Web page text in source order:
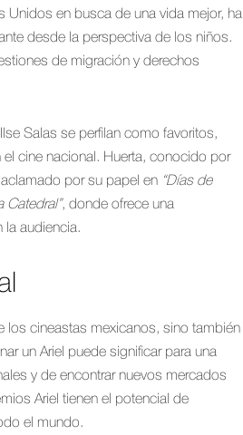
Unidos en busca de una vida mejor, ha
desde la perspectiva de los niños.
de migración y derechos
Salas se perfilan como favoritos,
cine nacional. Huerta, conocido por
por su papel en “Días de
Catedral”, donde ofrece una
la audiencia.
los cineastas mexicanos, sino también
un Ariel puede significar para una
y de encontrar nuevos mercados
Ariel tienen el potencial de
el mundo.